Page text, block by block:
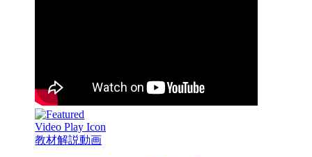
教材解説動画